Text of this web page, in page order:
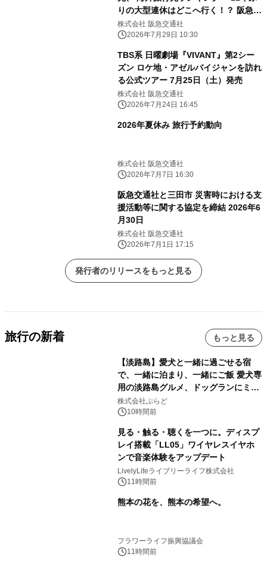
りの大型連休はどこへ行く！？ 阪急交
通社が公開～
株式会社 阪急交通社
2026年7月29日 10:30
TBS系 日曜劇場『VIVANT』第2シー
ズン ロケ地・アゼルバイジャンを訪れ
る公式ツアー 7月25日（土）発売
株式会社 阪急交通社
2026年7月24日 16:45
2026年夏休み 旅行予約動向
株式会社 阪急交通社
2026年7月7日 16:30
阪急交通社と三田市 災害時における支
援活動等に関する協定を締結 2026年6
月30日
株式会社 阪急交通社
2026年7月1日 17:15
発行者のリリースをもっと見る
旅行の新着 もっと見る
【淡路島】愛犬と一緒に過ごせる宿
で、一緒に泊まり、一緒にご飯 愛犬専
用の淡路島グルメ、ドッグランにミニ
プール グランピングとトレーラーハウ
スの2施設で
株式会社ぷらど
10時間前
見る・触る・聴くを一つに。ディスプ
レイ搭載「LL05」ワイヤレスイヤホ
ンで音楽体験をアップデート
LivelyLifeライブリーライフ株式会社
11時間前
熊本の花を、熊本の希望へ。
フラワーライフ振興協議会
11時間前